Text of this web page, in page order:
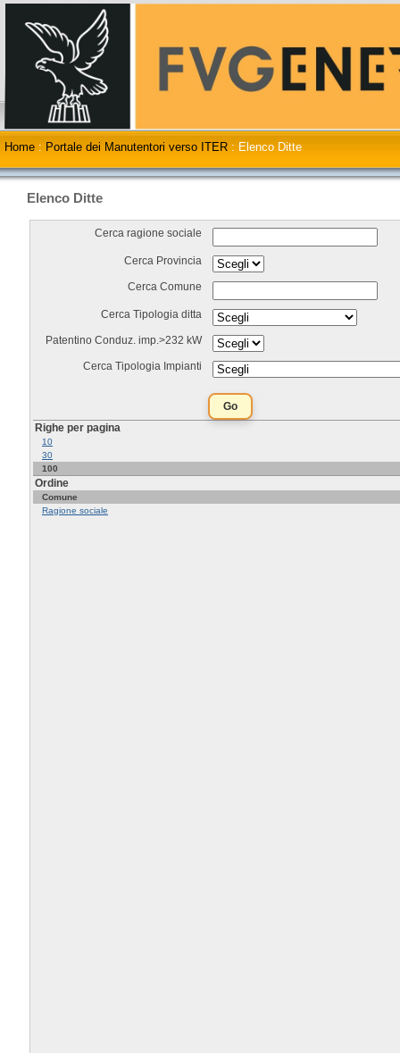
Home : Portale dei Manutentori verso ITER : Elenco Ditte
Elenco Ditte
Cerca ragione sociale
Cerca Provincia
Cerca Comune
Cerca Tipologia ditta
Patentino Conduz. imp.>232 kW
Cerca Tipologia Impianti
Righe per pagina
10
30
100
Ordine
Comune
Ragione sociale